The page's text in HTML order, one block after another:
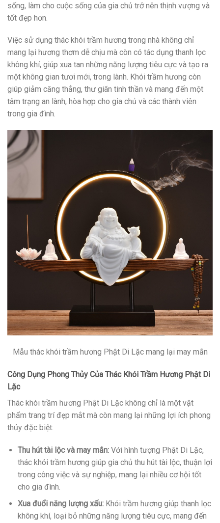
sống, làm cho cuộc sống của gia chủ trở nên thịnh vượng và
tốt đẹp hơn.
Việc sử dụng thác khói trầm hương trong nhà không chỉ
mang lại hương thơm dễ chịu mà còn có tác dụng thanh lọc
không khí, giúp xua tan những năng lượng tiêu cực và tạo ra
một không gian tươi mới, trong lành. Khói trầm hương còn
giúp giảm căng thẳng, thư giãn tinh thần và mang đến một
tâm trạng an lành, hòa hợp cho gia chủ và các thành viên
trong gia đình.
Mẫu thác khói trầm hương Phật Di Lặc mang lại may mắn
Công Dụng Phong Thủy Của Thác Khói Trầm Hương Phật Di
Lặc
Thác khói trầm hương Phật Di Lặc không chỉ là một vật
phẩm trang trí đẹp mắt mà còn mang lại những lợi ích phong
thủy đặc biệt:
Thu hút tài lộc và may mắn:Với hình tượng Phật Di Lặc,
thác khói trầm hương giúp gia chủ thu hút tài lộc, thuận lợi
trong công việc và sự nghiệp, mang lại nhiều cơ hội tốt
cho gia đình.
Xua đuổi năng lượng xấu:Khói trầm hương giúp thanh lọc
không khí, loại bỏ những năng lượng tiêu cực, mang đến